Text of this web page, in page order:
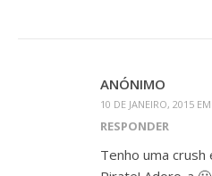
ANÓNIMO
10 DE JANEIRO, 2015
RESPONDER
Tenho uma